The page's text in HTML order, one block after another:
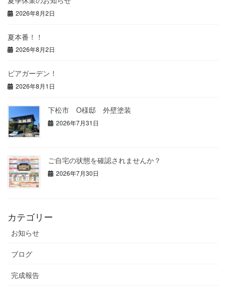
2026年8月2日
夏本番！！
2026年8月2日
ビアガーデン！
2026年8月1日
下松市 O様邸 外壁塗装
2026年7月31日
ご自宅の状態を確認されませんか？
2026年7月30日
カテゴリー
お知らせ
ブログ
完成報告